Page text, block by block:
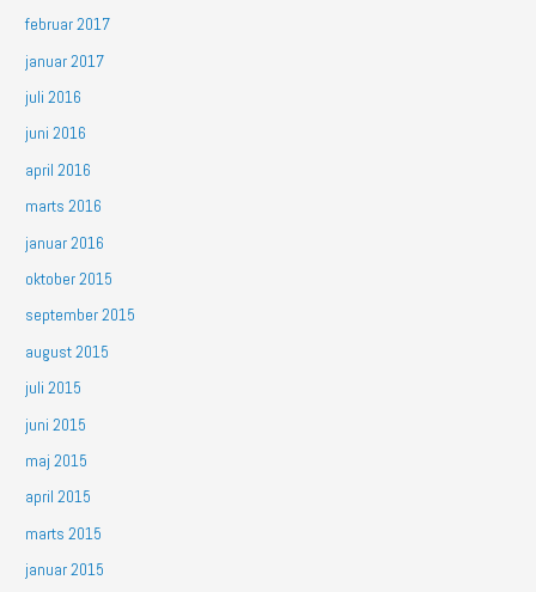
februar 2017
januar 2017
juli 2016
juni 2016
april 2016
marts 2016
januar 2016
oktober 2015
september 2015
august 2015
juli 2015
juni 2015
maj 2015
april 2015
marts 2015
januar 2015